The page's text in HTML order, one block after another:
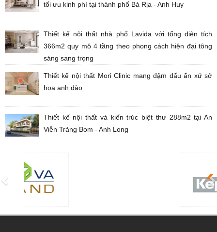
tối ưu kinh phí tại thành phố Bà Rịa - Anh Huy
Thiết kế nội thất nhà phố Lavida với tổng diện tích
366m2 quy mô 4 tầng theo phong cách hiện đại tông
sáng sang trọng
Thiết kế nội thất Mori Clinic mang đậm dấu ấn xứ sở
hoa anh đào
Thiết kế nội thất và kiến trúc biệt thư 288m2 tại An
Viễn Trảng Bom - Anh Long